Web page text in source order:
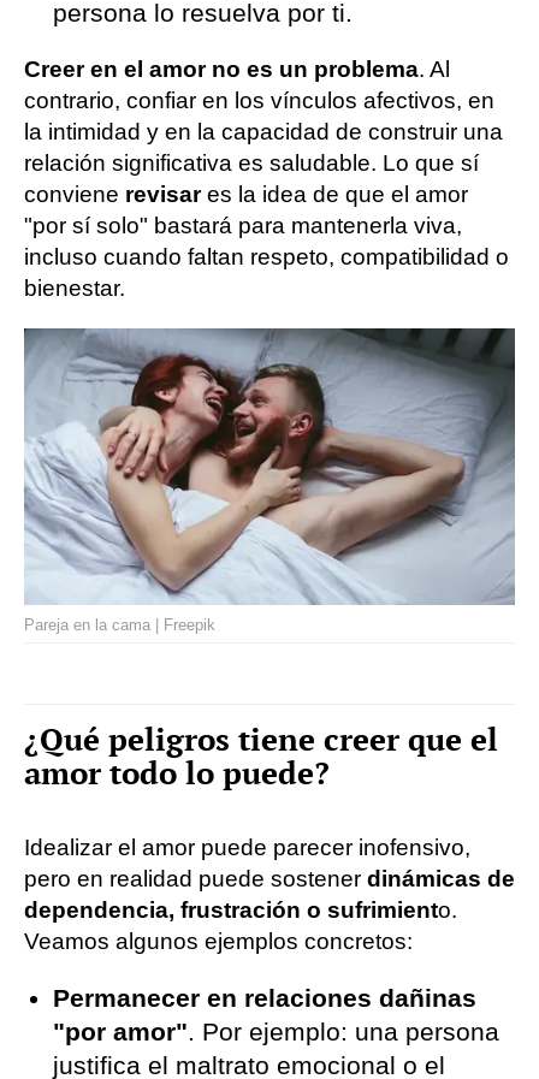
persona lo resuelva por ti.
Creer en el amor no es un problema. Al
contrario, confiar en los vínculos afectivos, en
la intimidad y en la capacidad de construir una
relación significativa es saludable. Lo que sí
conviene revisares la idea de que el amor
"por sí solo" bastará para mantenerla viva,
incluso cuando faltan respeto, compatibilidad o
bienestar.
Pareja en la cama | Freepik
¿Qué peligros tiene creer que el
amor todo lo puede?
Idealizar el amor puede parecer inofensivo,
pero en realidad puede sostener dinámicas de
dependencia, frustración o sufrimiento.
Veamos algunos ejemplos concretos:
Permanecer en relaciones dañinas
"por amor" . Por ejemplo: una persona
justifica el maltrato emocional o el